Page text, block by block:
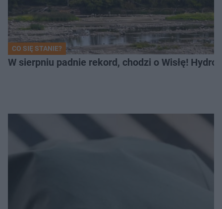
CO SIĘ STANIE?
W sierpniu padnie rekord, chodzi o Wisłę!